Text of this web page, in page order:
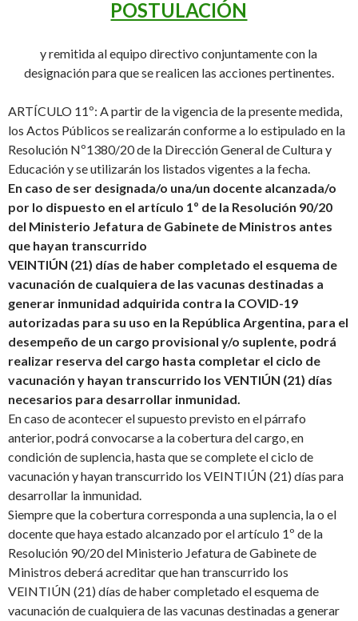
POSTULACIÓN
y remitida al equipo directivo conjuntamente con la
designación para que se realicen las acciones pertinentes.
ARTÍCULO 11º: A partir de la vigencia de la presente medida,
los Actos Públicos se realizarán conforme a lo estipulado en la
Resolución Nº1380/20 de la Dirección General de Cultura y
Educación y se utilizarán los listados vigentes a la fecha.
En caso de ser designada/o una/un docente alcanzada/o
por lo dispuesto en el artículo 1º de la Resolución 90/20
del Ministerio Jefatura de Gabinete de Ministros antes
que hayan transcurrido
VEINTIÚN (21) días de haber completado el esquema de
vacunación de cualquiera de las vacunas destinadas a
generar inmunidad adquirida contra la COVID-19
autorizadas para su uso en la República Argentina, para el
desempeño de un cargo provisional y/o suplente, podrá
realizar reserva del cargo hasta completar el ciclo de
vacunación y hayan transcurrido los VENTIÚN (21) días
necesarios para desarrollar inmunidad.
En caso de acontecer el supuesto previsto en el párrafo
anterior, podrá convocarse a la cobertura del cargo, en
condición de suplencia, hasta que se complete el ciclo de
vacunación y hayan transcurrido los VEINTIÚN (21) días para
desarrollar la inmunidad.
Siempre que la cobertura corresponda a una suplencia, la o el
docente que haya estado alcanzado por el artículo 1º de la
Resolución 90/20 del Ministerio Jefatura de Gabinete de
Ministros deberá acreditar que han transcurrido los
VEINTIÚN (21) días de haber completado el esquema de
vacunación de cualquiera de las vacunas destinadas a generar